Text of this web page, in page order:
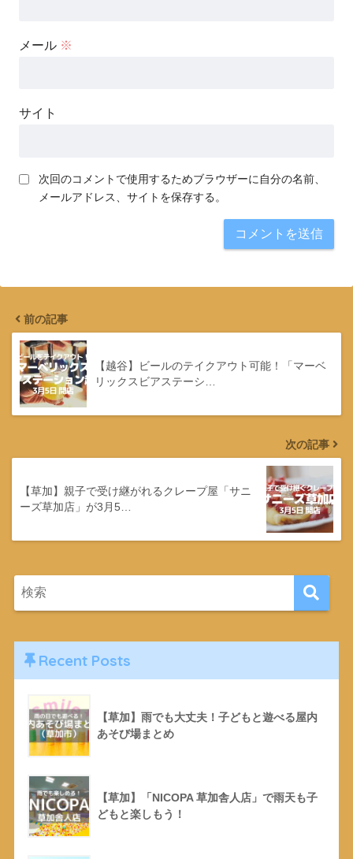
メール ※
サイト
次回のコメントで使用するためブラウザーに自分の名前、
メールアドレス、サイトを保存する。
前の記事
【越谷】ビールのテイクアウト可能！「マーベ
リックスビアステーシ…
次の記事
【草加】親子で受け継がれるクレープ屋「サニ
ーズ草加店」が3月5…
Recent Posts
【草加】雨でも大丈夫！子どもと遊べる屋内
あそび場まとめ
【草加】「NICOPA 草加舎人店」で雨天も子
どもと楽しもう！